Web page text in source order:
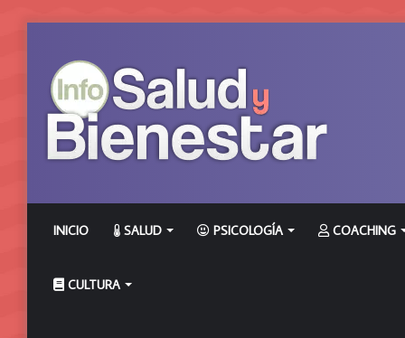
INICIO SALUD PSICOLOGÍA COACHING
CULTURA